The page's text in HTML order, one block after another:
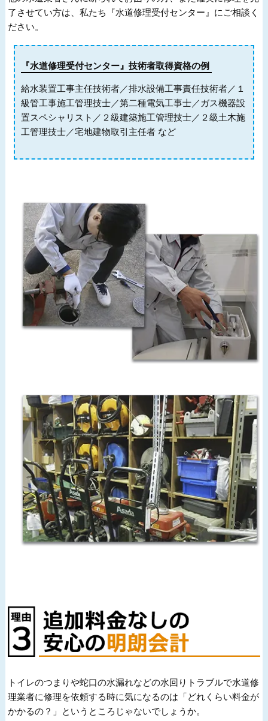
了させてい方は、私たち『水道修理受付センター』にご相談く
ださい。
『水道修理受付センター』技術者取得資格の例
給水装置工事主任技術者／排水設備工事責任技術者／１
級管工事施工管理技士／第二種電気工事士／ガス機器設
置スペシャリスト／２級建築施工管理技士／２級土木施
工管理技士／宅地建物取引主任者 など
トイレのつまりや蛇口の水漏れなどの水回りトラブルで水道修
理業者に修理を依頼する時に気になるのは「どれくらい料金が
かかるの？」というところじゃないでしょうか。